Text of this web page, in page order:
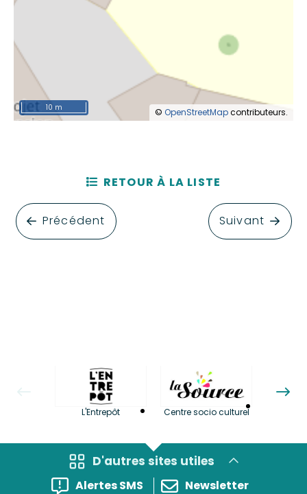
© OpenStreetMapcontributeurs.
10 m
Précédent
RETOUR À LA LISTE
Suivant
L'Entrepôt Centre socio culturel
D'autres sites utiles
Alertes SMS
Newsletter